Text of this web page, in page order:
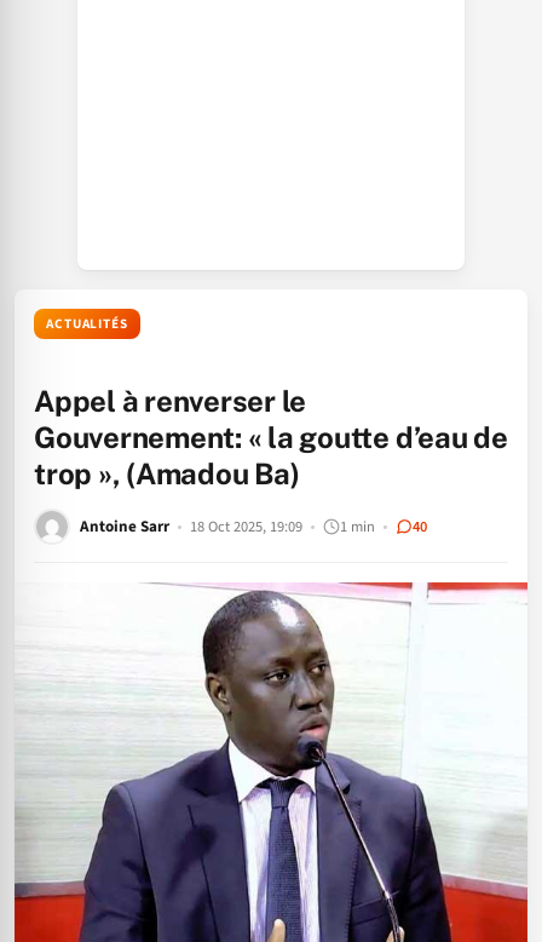
ACTUALITÉS
Appel à renverser le
Gouvernement: « la goutte d’eau de
trop », (Amadou Ba)
Antoine Sarr 18 Oct 2025, 19:09 1 min 40